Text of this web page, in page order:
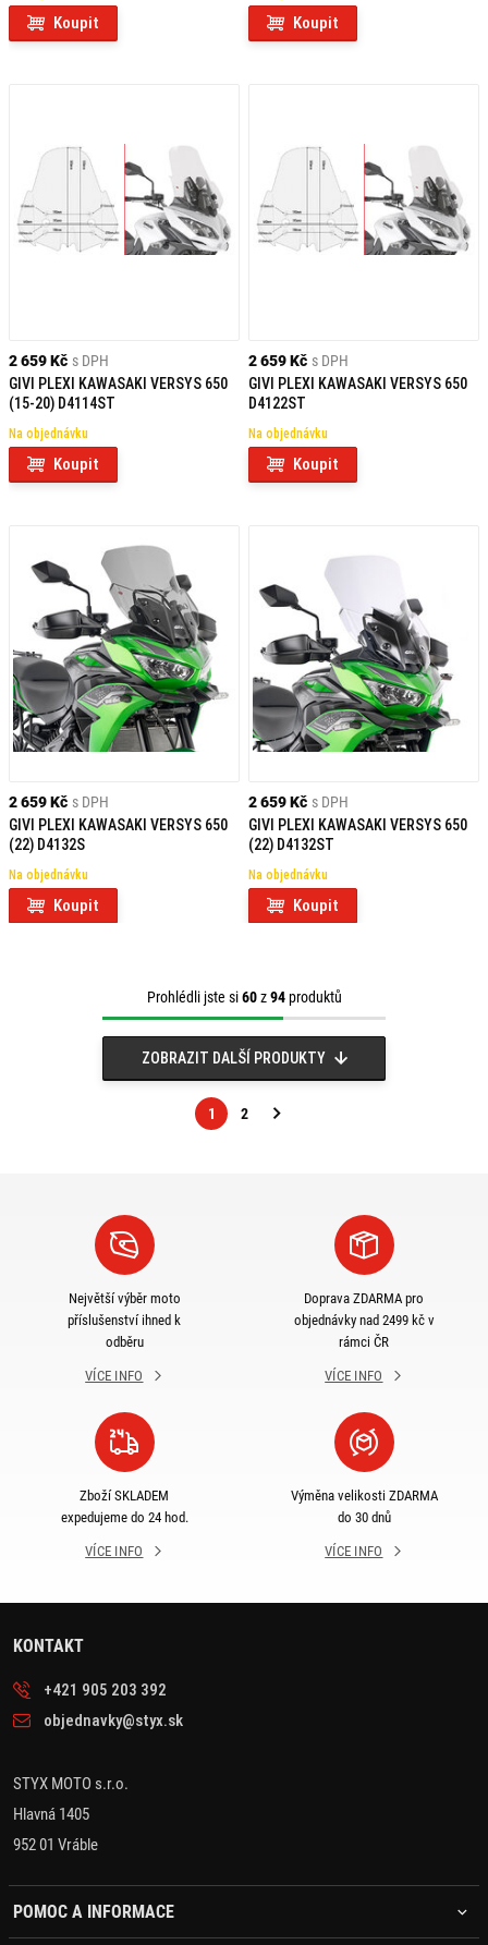
Koupit Koupit
2 659 Kč s DPH
GIVI PLEXI KAWASAKI VERSYS 650
(15-20) D4114ST
Na objednávku
Koupit
2 659 Kč s DPH
GIVI PLEXI KAWASAKI VERSYS 650
D4122ST
Na objednávku
Koupit
2 659 Kč s DPH
GIVI PLEXI KAWASAKI VERSYS 650
(22) D4132S
Na objednávku
Koupit
2 659 Kč s DPH
GIVI PLEXI KAWASAKI VERSYS 650
(22) D4132ST
Na objednávku
Koupit
Prohlédli jste si60z94produktů
ZOBRAZIT DALŠÍ PRODUKTY
1 2
Následující
Největší výběr moto
příslušenství ihned k
odběru
VÍCE INFO
Doprava ZDARMA pro
objednávky nad 2499 kč v
rámci ČR
VÍCE INFO
Zboží SKLADEM
expedujeme do 24 hod.
VÍCE INFO
Výměna velikosti ZDARMA
do 30 dnů
VÍCE INFO
KONTAKT
+421 905 203 392
objednavky@styx.sk
STYX MOTO s.r.o.
Hlavná 1405
952 01 Vráble
POMOC A INFORMACE